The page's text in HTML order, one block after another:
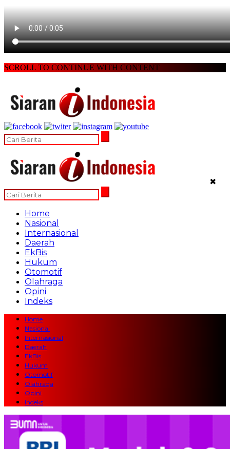
SCROLL TO CONTINUE WITH CONTENT
✖
Home
Nasional
Internasional
Daerah
EkBis
Hukum
Otomotif
Olahraga
Opini
Indeks
Home
Nasional
Internasional
Daerah
EkBis
Hukum
Otomotif
Olahraga
Opini
Indeks